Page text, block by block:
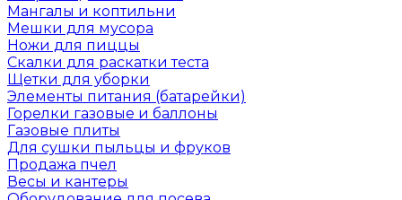
Мангалы и коптильни
Мешки для мусора
Ножи для пиццы
Скалки для раскатки теста
Щетки для уборки
Элементы питания (батарейки)
Горелки газовые и баллоны
Газовые плиты
Для сушки пыльцы и фруков
Продажа пчел
Весы и кантеры